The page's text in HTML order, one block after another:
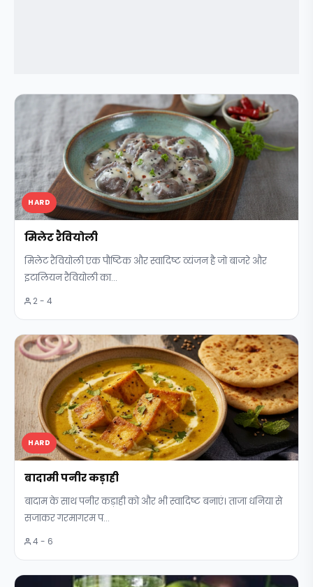
HARD
मिलेट रैवियोली
मिलेट रैवियोली एक पौष्टिक और स्वादिष्ट व्यंजन है जो बाजरे और
इटालियन रैवियोली का...
2 - 4
HARD
बादामी पनीर कड़ाही
बादाम के साथ पनीर कड़ाही को और भी स्वादिष्ट बनाएं। ताजा धनिया से
सजाकर गरमागरम प...
4 - 6